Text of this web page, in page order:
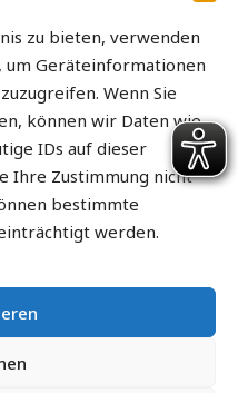
zu bieten, verwenden
um Geräteinformationen
Wenn Sie
können wir Daten wie
IDs auf dieser
Ihre Zustimmung nicht
bestimmte
werden.